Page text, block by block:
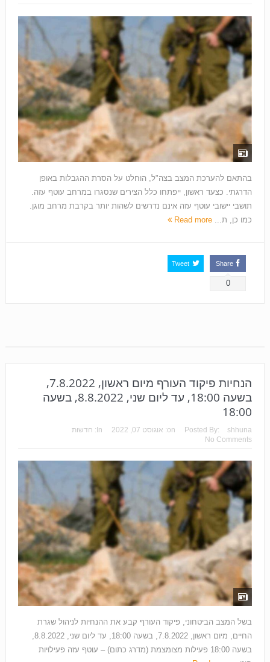
בהתאם להערכת המצב בצה"ל, הוחלט על הסרת ההגבלות באופן
הדרגתי. כצעד ראשון, ייפתחו כלל הצירים שנסגרו במרחב עוטף עזה.
תושבי יישובי עוטף עזה אינם נדרשים לשהות יותר בקרבת מרחב מוגן.
כמו כן, ת... Read more
Share
0
Tweet
הנחיות פיקוד העורף מיום ראשון, 7.8.2022,
בשעה 18:00, עד ליום שני, 8.8.2022, בשעה
18:00
Posted By: shhuna
on: אוגוסט 07, 2022 In: חדשות
No Comments
בשל המצב הביטחוני, פיקוד העורף קבע את ההנחיות לניהול שגרת
החיים, מיום ראשון, 7.8.2022, בשעה 18:00, עד ליום שני, 8.8.2022,
בשעה 18:00 פעילות מצומצמת (מדרג כתום) – עוטף עזה פעילויות